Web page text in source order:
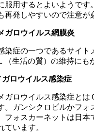
服用するとよいようです
発しやすいので注意が
ガロウイルス網膜炎
症の一つであるサイト
（生活の質）の維持にも
ロウイルス感染症
ロウイルス感染症とは
。ガンシクロビルかフ
フォスカーネットは日
ています。